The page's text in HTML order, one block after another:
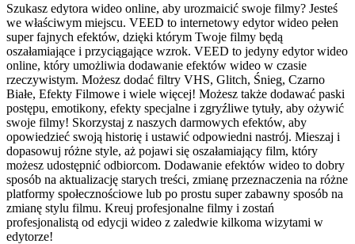
Szukasz edytora wideo online, aby urozmaicić swoje filmy? Jesteś
we właściwym miejscu. VEED to internetowy edytor wideo pełen
super fajnych efektów, dzięki którym Twoje filmy będą
oszałamiające i przyciągające wzrok. VEED to jedyny edytor wideo
online, który umożliwia dodawanie efektów wideo w czasie
rzeczywistym. Możesz dodać filtry VHS, Glitch, Śnieg, Czarno
Białe, Efekty Filmowe i wiele więcej! Możesz także dodawać paski
postępu, emotikony, efekty specjalne i zgryźliwe tytuły, aby ożywić
swoje filmy! Skorzystaj z naszych darmowych efektów, aby
opowiedzieć swoją historię i ustawić odpowiedni nastrój. Mieszaj i
dopasowuj różne style, aż pojawi się oszałamiający film, który
możesz udostępnić odbiorcom. Dodawanie efektów wideo to dobry
sposób na aktualizację starych treści, zmianę przeznaczenia na różne
platformy społecznościowe lub po prostu super zabawny sposób na
zmianę stylu filmu. Kreuj profesjonalne filmy i zostań
profesjonalistą od edycji wideo z zaledwie kilkoma wizytami w
edytorze!